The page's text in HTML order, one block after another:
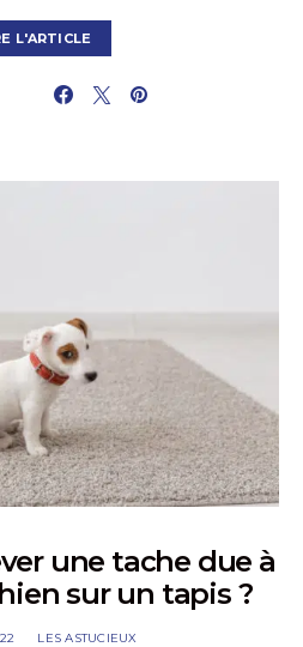
L'ARTICLE
une tache due à
sur un tapis ?
LES ASTUCIEUX